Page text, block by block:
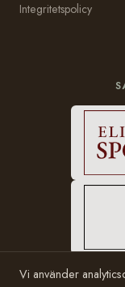
Integritetspolicy
Vi använder